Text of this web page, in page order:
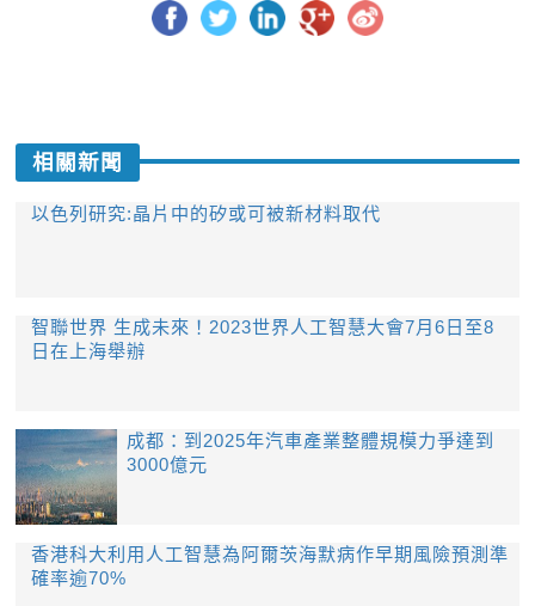
相關新聞
以色列研究:晶片中的矽或可被新材料取代
智聯世界 生成未來！2023世界人工智慧大會7月6日至8
日在上海舉辦
成都：到2025年汽車產業整體規模力爭達到
3000億元
香港科大利用人工智慧為阿爾茨海默病作早期風險預測準
確率逾70%